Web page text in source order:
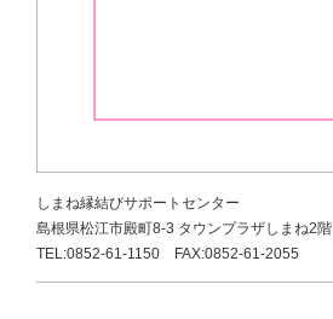
しまね縁結びサポートセンター
島根県松江市殿町8-3 タウンプラザしまね2階
TEL:0852-61-1150 FAX:0852-61-2055